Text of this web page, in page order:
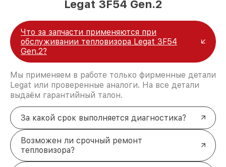
Legat 3F54 Gen.2
Что за запчасти применяются при
обслуживании тепловизора Legat 3F54
Gen.2?
Мы применяем в работе только фирменные детали
Legat или проверенные аналоги. На все детали
выдаём гарантийный талон.
За какой срок выполняется диагностика?
Возможен ли срочный ремонт
тепловизора?